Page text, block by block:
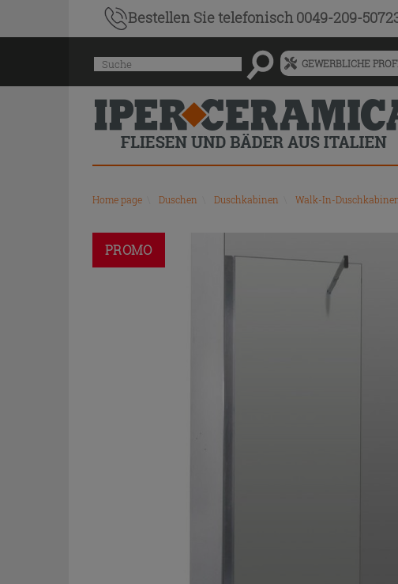
Bestellen Sietelefonisch 0049-209-
Menü
für
vorgeschlagenen
Siteinhalt
und
Suchprotokoll
Suche GEWERBLICHE
Home page Duschen Duschkabinen Walk-In-
PROMO